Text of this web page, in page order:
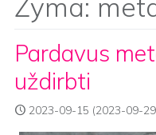
Pardavus
uždirbti
2023-09-15 (2023-09-